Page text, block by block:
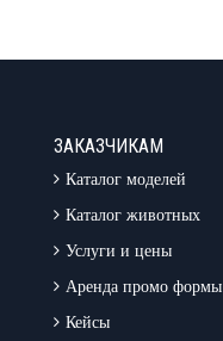
ЗАКАЗЧИКАМ
Каталог моделей
Каталог животных
Услуги и цены
Аренда промо формы
Кейсы